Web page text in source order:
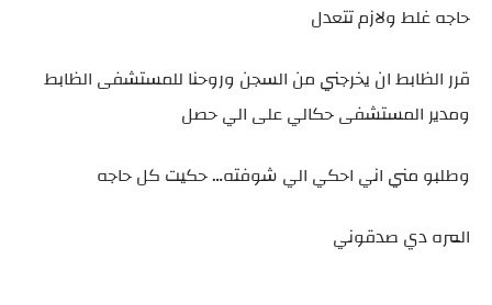
حاجه غلط ولازم تتعدل
قرر الظابط ان يخرجني من السجن وروحنا للمستشفى الظابط
ومدير المستشفى حكالي على الي حصل
وطلبو مني اني احكي الي شوفته… حكيت كل حاجه
المره دي صدقوني